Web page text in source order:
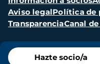
Menú
de
Hazte socio/a
secundario
Aviso legalPolítica de
TransparenciaCanal